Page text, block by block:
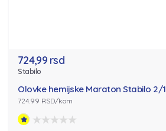
724,99 rsd
Stabilo
Olovke hemijske Maraton Stabilo 2/1
724.99 RSD/kom